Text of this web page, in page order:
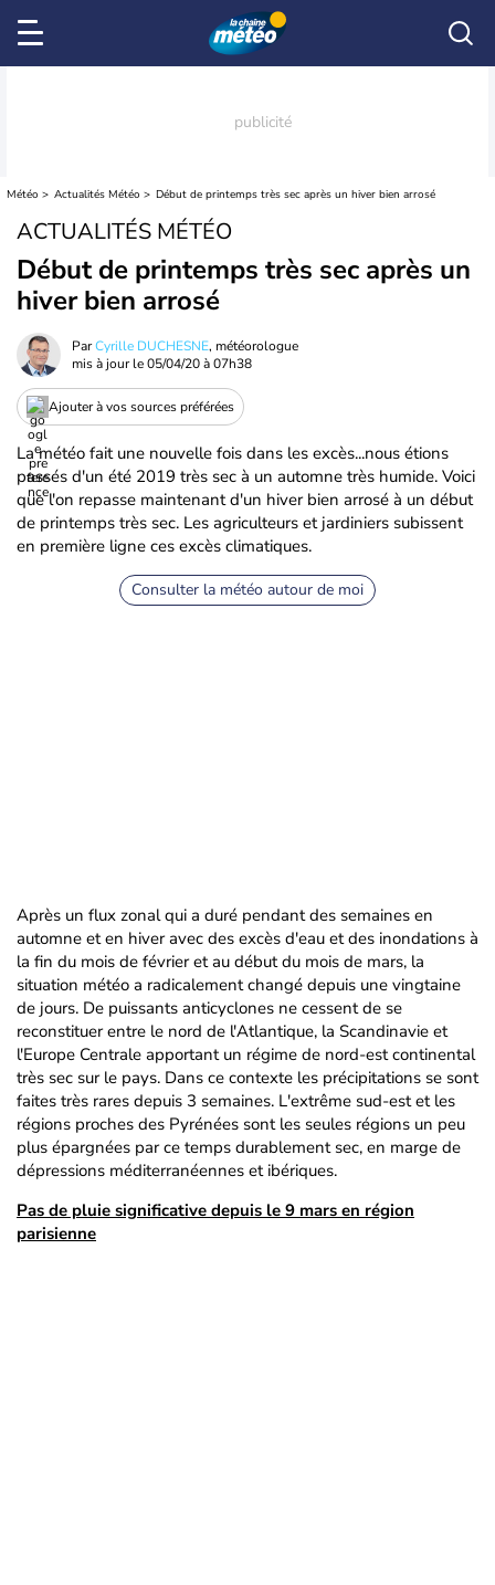
Météo Actualités Météo Début de printemps très sec après un hiver bien arrosé
ACTUALITÉS MÉTÉO
Début de printemps très sec après un
hiver bien arrosé
ParCyrille DUCHESNE, météorologue
mis à jour le05/04/20 à 07h38
Ajouter à vos sources préférées
La météo fait une nouvelle fois dans les excès...nous étions
passés d'un été 2019 très sec à un automne très humide. Voici
que l'on repasse maintenant d'un hiver bien arrosé à un début
de printemps très sec. Les agriculteurs et jardiniers subissent
en première ligne ces excès climatiques.
Consulter la météo autour de moi
Après un flux zonal qui a duré pendant des semaines en
automne et en hiver avec des excès d'eau et des inondations à
la fin du mois de février et au début du mois de mars, la
situation météo a radicalement changé depuis une vingtaine
de jours. De puissants anticyclones ne cessent de se
reconstituer entre le nord de l'Atlantique, la Scandinavie et
l'Europe Centrale apportant un régime de nord-est continental
très sec sur le pays. Dans ce contexte les précipitations se sont
faites très rares depuis 3 semaines. L'extrême sud-est et les
régions proches des Pyrénées sont les seules régions un peu
plus épargnées par ce temps durablement sec, en marge de
dépressions méditerranéennes et ibériques.
Pas de pluie significative depuis le 9 mars en région
parisienne